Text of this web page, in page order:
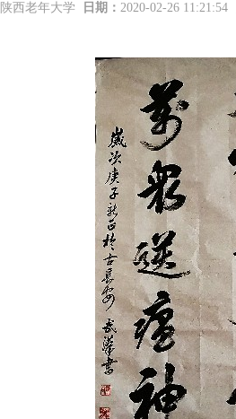
陕西老年大学 日期： 2020-02-26 11:21:54